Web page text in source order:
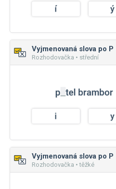
Vyjmenovaná slova po P
Rozhodovačka • střední
Vyjmenovaná slova po P
Rozhodovačka • těžké